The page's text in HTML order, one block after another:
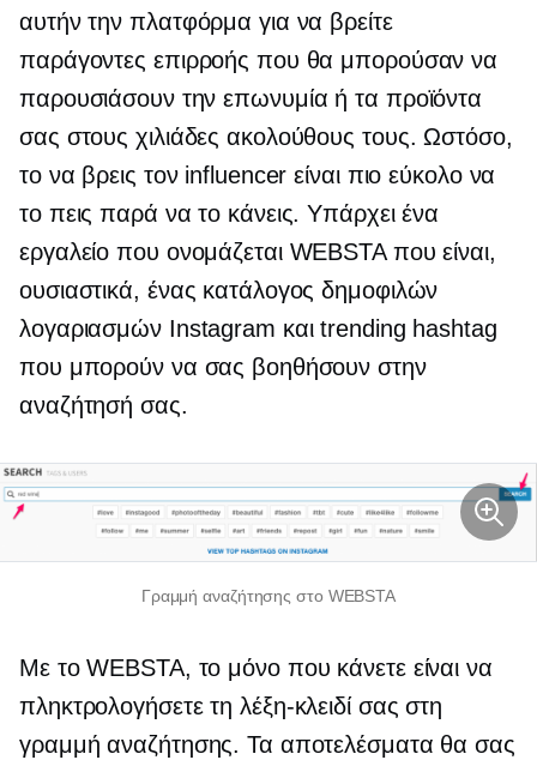
αυτήν την πλατφόρμα για να βρείτε
παράγοντες επιρροής που θα μπορούσαν να
παρουσιάσουν την επωνυμία ή τα προϊόντα
σας στους χιλιάδες ακολούθους τους. Ωστόσο,
το να βρεις τον influencer είναι πιο εύκολο να
το πεις παρά να το κάνεις. Υπάρχει ένα
εργαλείο που ονομάζεται WEBSTA που είναι,
ουσιαστικά, ένας κατάλογος δημοφιλών
λογαριασμών Instagram και trending hashtag
που μπορούν να σας βοηθήσουν στην
αναζήτησή σας.
Γραμμή αναζήτησης στο WEBSTA
Με το WEBSTA, το μόνο που κάνετε είναι να
πληκτρολογήσετε τη λέξη-κλειδί σας στη
γραμμή αναζήτησης. Τα αποτελέσματα θα σας